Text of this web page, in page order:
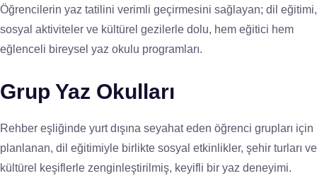
Öğrencilerin yaz tatilini verimli geçirmesini sağlayan; dil eğitimi,
sosyal aktiviteler ve kültürel gezilerle dolu, hem eğitici hem
eğlenceli bireysel yaz okulu programları.
Grup Yaz Okulları
Rehber eşliğinde yurt dışına seyahat eden öğrenci grupları için
planlanan, dil eğitimiyle birlikte sosyal etkinlikler, şehir turları ve
kültürel keşiflerle zenginleştirilmiş, keyifli bir yaz deneyimi.